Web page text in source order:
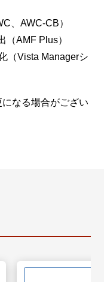
、AWC-CB）
（AMF Plus）
（Vista Managerシ
なる場合がござい